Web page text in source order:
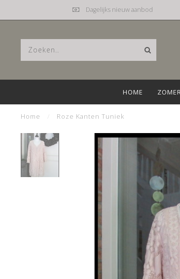
hebbez@planet.nl
HOME
Home Roze Kanten Tuniek